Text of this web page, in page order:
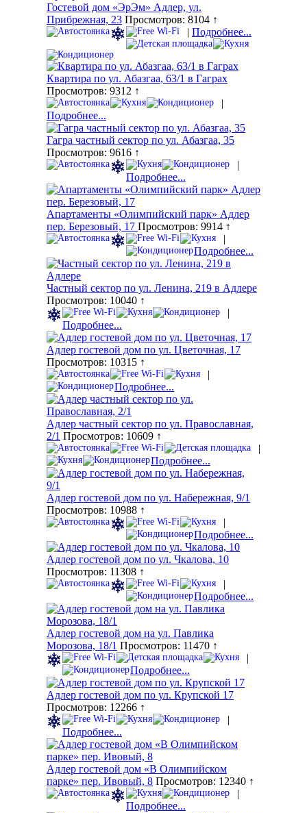
Гостевой дом «ЭрЭм» Адлер, ул.
Прибрежная, 23 Просмотров: 8104 ↑
| Подробнее...
Квартира по ул. Абазгаа, 63/1 в Гаграх
Просмотров: 9312 ↑
|
Подробнее...
Гагра частный сектор по ул. Абазгаа, 35
Просмотров: 9616 ↑
|
Подробнее...
Апартаменты «Олимпийский парк» Адлер
пер. Березовый, 17 Просмотров: 9914 ↑
|
Подробнее...
Частный сектор по ул. Ленина, 219 в Адлере
Просмотров: 10040 ↑
|
Подробнее...
Адлер гостевой дом по ул. Цветочная, 17
Просмотров: 10315 ↑
|
Подробнее...
Адлер частный сектор по ул. Православная,
2/1 Просмотров: 10609 ↑
|
Подробнее...
Адлер гостевой дом по ул. Набережная, 9/1
Просмотров: 10988 ↑
|
Подробнее...
Адлер гостевой дом по ул. Чкалова, 10
Просмотров: 11308 ↑
|
Подробнее...
Адлер гостевой дом на ул. Павлика
Морозова, 18/1 Просмотров: 11470 ↑
|
Подробнее...
Адлер гостевой дом по ул. Крупской 17
Просмотров: 12266 ↑
|
Подробнее...
Адлер гостевой дом «В Олимпийском
парке» пер. Ивовый, 8 Просмотров: 12340 ↑
|
Подробнее...